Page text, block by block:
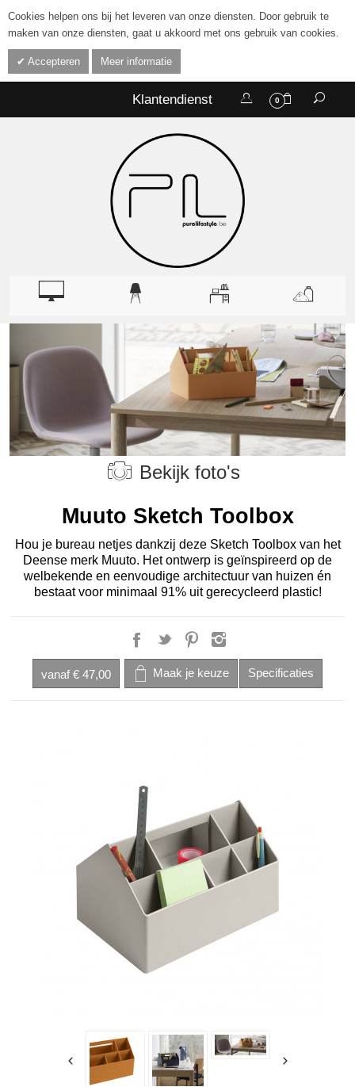
Cookies helpen ons bij het leveren van onze diensten. Door gebruik te
maken van onze diensten, gaat u akkoord met ons gebruik van cookies.
Accepteren Meer informatie
0
Klantendienst
Bekijk foto's
Muuto Sketch Toolbox
Hou je bureau netjes dankzij deze Sketch Toolbox van het
Deense merk Muuto. Het ontwerp is geïnspireerd op de
welbekende en eenvoudige architectuur van huizen én
bestaat voor minimaal 91% uit gerecycleerd plastic!
vanaf € 47,00